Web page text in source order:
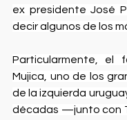
ex presidente José
decir algunos de los
Particularmente, el
Mujica, uno de los
de la izquierda
décadas —junto con